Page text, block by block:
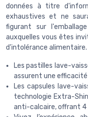
données à titre
exhaustives et ne
figurant sur
auxquelles vous êtes
d'intolérance alimentaire.
Les pastilles lave-
assurent une
Les capsules lave-
technologie Extra-
anti-calcaire, offrant 4